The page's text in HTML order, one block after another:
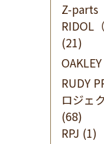
Z-parts
RIDOL
(21)
RUDY
ロジェ
(68)
RPJ (1)